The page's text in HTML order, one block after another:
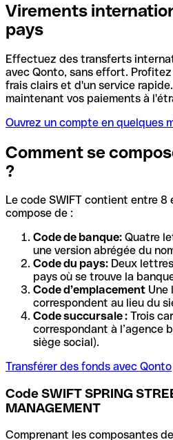
Virements
pays
Effectuez des transferts
avec Qonto, sans effort.
frais clairs et d'un service
maintenant vos paiements à
Ouvrez un compte en quelques
Comment se
?
Le code SWIFT contient entre 8
compose de :
Code de banque: Quatre
une version abrégée du
Code du pays: Deux
pays où se trouve la
Code d’emplacement Une
correspondent au lieu du
Code succursale : Trois
correspondant à l’agence
siège social).
Transférer des fonds avec Qonto
Code SWIFT SPRING
MANAGEMENT
Comprenant les composantes